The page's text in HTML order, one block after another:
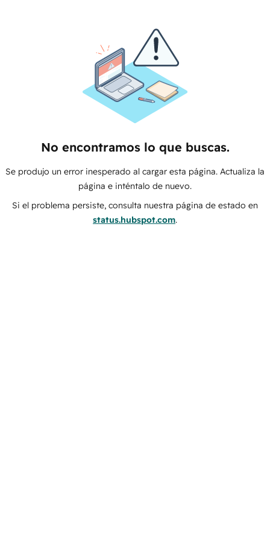
No encontramos lo que buscas.
Se produjo un error inesperado al cargar esta página. Actualiza la
página e inténtalo de nuevo.
Si el problema persiste, consulta nuestra página de estado en
status.hubspot.com.